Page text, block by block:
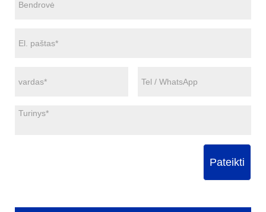
Pateikti